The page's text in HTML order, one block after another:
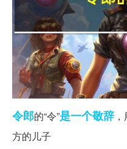
令郎的“令”是一个敬辞
方的儿子